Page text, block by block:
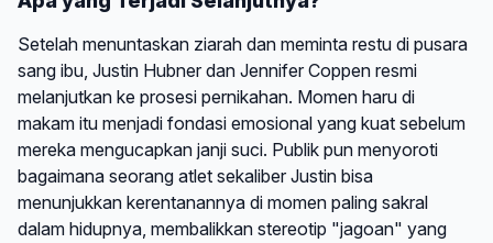
Setelah menuntaskan ziarah dan meminta restu di pusara
sang ibu, Justin Hubner dan Jennifer Coppen resmi
melanjutkan ke prosesi pernikahan. Momen haru di
makam itu menjadi fondasi emosional yang kuat sebelum
mereka mengucapkan janji suci. Publik pun menyoroti
bagaimana seorang atlet sekaliber Justin bisa
menunjukkan kerentanannya di momen paling sakral
dalam hidupnya, membalikkan stereotip "jagoan" yang